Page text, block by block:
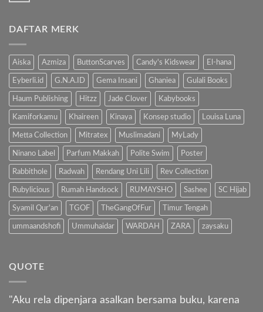
Kenalkan
Anak
Manfaat
Anak
DAFTAR MERK
Aiska Azmiza ButtonScarves Candy's Kidswear El-hana
Eyberli.id G.N.A.ID Gema Insani Ghaniea Gulali Books
Haum Publishing Hitzz Jade Clover Kabybooks
Kamiforkamu Khaireen Kinaya Konsep studio Louisa Luna
Metta Collection Mitratex Muslimadani MyLady
Ninano Label Parfum Makkah Polite Swim Poster
Rabbithole Radwah Rendang Uni Lili Rev Collection
Rubylicious Rumah Handsock RUMAYSHO Sashee SC Hijab
Syamil Qur'an TGOF TheGangOfFur Timur Tengah
ummaandshofi Ummuhaidar WARDAH ZARA zaysaku
QUOTE
"Aku rela dipenjara asalkan bersama buku, karena